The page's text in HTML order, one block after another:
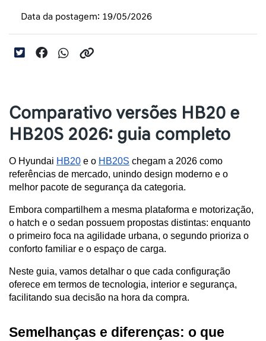
Data da postagem: 19/05/2026
Comparativo versões HB20 e
HB20S 2026: guia completo
O Hyundai HB20 e o HB20S chegam a 2026 como
referências de mercado, unindo design moderno e o
melhor pacote de segurança da categoria.
Embora compartilhem a mesma plataforma e motorização,
o hatch e o sedan possuem propostas distintas: enquanto
o primeiro foca na agilidade urbana, o segundo prioriza o
conforto familiar e o espaço de carga.
Neste guia, vamos detalhar o que cada configuração
oferece em termos de tecnologia, interior e segurança,
facilitando sua decisão na hora da compra.
Semelhanças e diferenças: o que